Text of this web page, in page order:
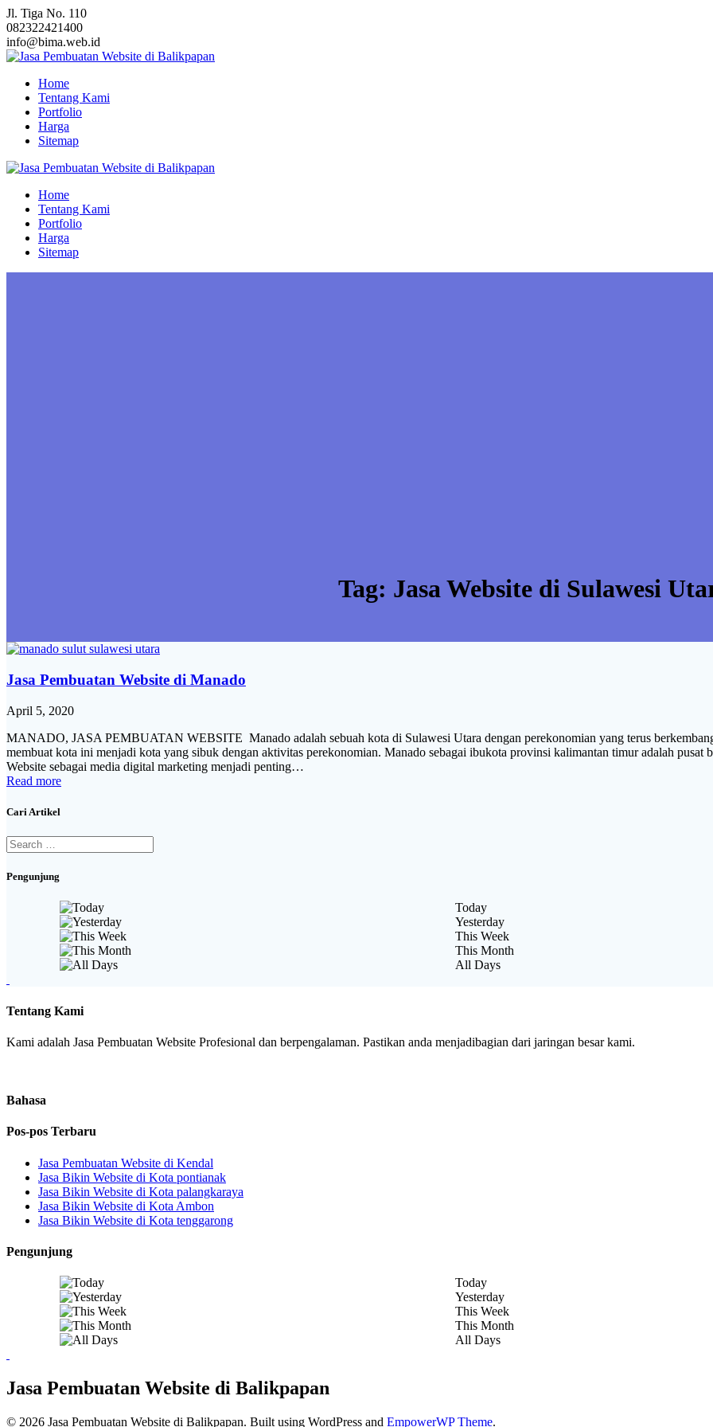
Skip
to
content
Jl. Tiga No. 110
082322421400
info@bima.web.id
Home
Tentang Kami
Portfolio
Harga
Sitemap
Home
Tentang Kami
Portfolio
Harga
Sitemap
Tag: Jasa Website di Sulawesi
Jasa Pembuatan Website di Manado
April 5, 2020
MANADO, JASA PEMBUATAN WEBSITE Manado adalah sebuah kota di Sulawesi Utara dengan perekonomian yang terus
membuat kota ini menjadi kota yang sibuk dengan aktivitas perekonomian. Manado sebagai ibukota provinsi kalimantan timur adalah
Website sebagai media digital marketing menjadi penting…
Read more
Cari Artikel
Search
for:
Pengunjung
Today
Yesterday
This Week
This Month
All Days
Tentang Kami
Kami adalah Jasa Pembuatan Website Profesional dan berpengalaman. Pastikan anda menjadibagian dari jaringan besar kami.
Bahasa
Pos-pos Terbaru
Jasa Pembuatan Website di Kendal
Jasa Bikin Website di Kota pontianak
Jasa Bikin Website di Kota palangkaraya
Jasa Bikin Website di Kota Ambon
Jasa Bikin Website di Kota tenggarong
Pengunjung
Today
Yesterday
This Week
This Month
All Days
Jasa Pembuatan Website di Balikpapan
© 2026 Jasa Pembuatan Website di Balikpapan. Built using WordPress and EmpowerWP Theme.